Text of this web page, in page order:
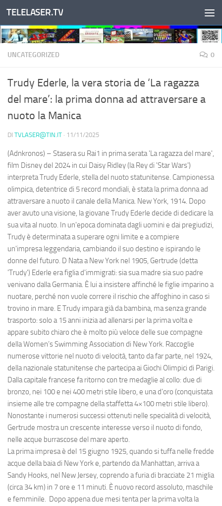
Salta al contenuto
TELELASER.TV
UNCATEGORIZED 0
Trudy Ederle, la vera storia de ‘La ragazza
del mare’: la prima donna ad attraversare a
nuoto la Manica
DI TVLASER@TIN.IT · 11/11/2025
(Adnkronos) – Stasera su Rai1 in prima serata 'La ragazza del mare',
film Disney del 2024 in cui Daisy Ridley (la Rey di 'Star Wars')
interpreta Trudy Ederle, stella del nuoto statunitense. Campionessa
olimpica, detentrice di 5 record mondiali, è stata la prima donna ad
attraversare a nuoto il canale della Manica. New York, 1914. Dopo
aver avuto una visione, la giovane Trudy Ederle decide di dedicare la
sua vita al nuoto. In un'epoca dominata dagli uomini e dai pregiudizi,
Trudy è determinata a superare ogni limite e a compiere
un'impresa leggendaria, cambiando il suo destino e ispirando le
donne del futuro. D Nata a New York nel 1905, Gertrude (detta
'Trudy') Ederle era figlia d'immigrati: sia sua madre sia suo padre
venivano dalla Germania. È lui a insistere affinché le figlie imparino a
nuotare, perché non vuole correre il rischio che affoghino in caso si
trovino in mare. E Trudy impara già da bambina, ma senza grande
trasporto: solo a 15 anni inizia ad allenarsi per la prima volta e
appare subito chiaro che è molto più veloce delle sue compagne
della Women’s Swimming Association di New York. Raccoglie
numerose vittorie nel nuoto di velocità, tanto da far parte, nel 1924,
della nazionale statunitense che partecipa ai Giochi Olimpici di Parigi.
Dalla capitale francese fa ritorno con tre medaglie al collo: due di
bronzo, nei 100 e nei 400 metri stile libero, e una d’oro (conquistata
insieme alle tre compagne della staffetta 4×100 metri stile libero).
Nonostante i numerosi successi ottenuti nelle specialità di velocità,
Gertrude mostra un crescente interesse verso il nuoto di fondo,
nelle acque burrascose del mare aperto.
La prima impresa è del 15 giugno 1925, quando si tuffa nelle fredde
acque della baia di New York e, partendo da Manhattan, arriva a
Sandy Hooks, nel New Jersey, coprendo a furia di bracciate 21 miglia
(circa 34 km) in 7 ore e 11 minuti. È nuovo record assoluto, maschile
e femminile. Dopo appena due mesi tenta per la prima volta la